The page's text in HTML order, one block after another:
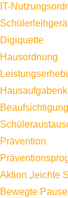
IT-
Digiquette
Hausordnung
Prävention
Aktion „leichte
Bewegte Pause